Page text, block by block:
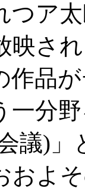
つア
映さ
作品
一分
議)
およ